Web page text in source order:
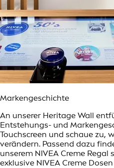
Markengeschichte
An unserer Heritage Wall
Entstehungs- und
Touchscreen und schaue zu,
verändern. Passend dazu
unserem NIVEA Creme Regal
exklusive NIVEA Creme